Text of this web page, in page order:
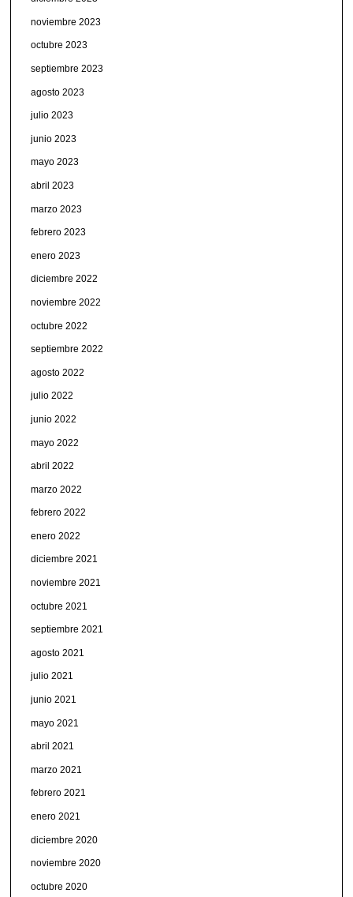
noviembre 2023
octubre 2023
septiembre 2023
agosto 2023
julio 2023
junio 2023
mayo 2023
abril 2023
marzo 2023
febrero 2023
enero 2023
diciembre 2022
noviembre 2022
octubre 2022
septiembre 2022
agosto 2022
julio 2022
junio 2022
mayo 2022
abril 2022
marzo 2022
febrero 2022
enero 2022
diciembre 2021
noviembre 2021
octubre 2021
septiembre 2021
agosto 2021
julio 2021
junio 2021
mayo 2021
abril 2021
marzo 2021
febrero 2021
enero 2021
diciembre 2020
noviembre 2020
octubre 2020